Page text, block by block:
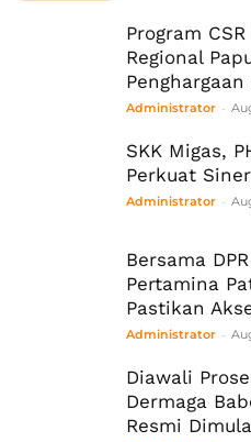
Program
Regional
Penghargaan
Administrator -
SKK Migas,
Perkuat
Administrator -
Bersama
Pertamina
Pastikan
Administrator -
Diawali
Dermaga
Resmi